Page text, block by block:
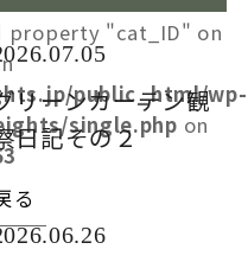
property "cat_ID" on
public_html/wp-
single.php on
る
リーンカーテン観
日記その２